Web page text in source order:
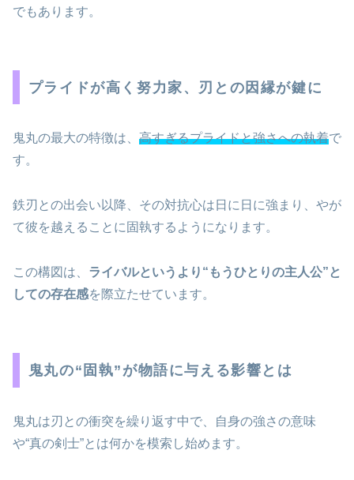
でもあります。
プライドが高く努力家、刃との因縁が鍵に
鬼丸の最大の特徴は、 高すぎるプライドと強さへの執着で
す。
鉄刃との出会い以降、その対抗心は日に日に強まり、やが
て彼を越えることに固執するようになります。
この構図は、 ライバルというより“もうひとりの主人公”と
しての存在感を際立たせています。
鬼丸の“固執”が物語に与える影響とは
鬼丸は刃との衝突を繰り返す中で、自身の強さの意味
や“真の剣士”とは何かを模索し始めます。